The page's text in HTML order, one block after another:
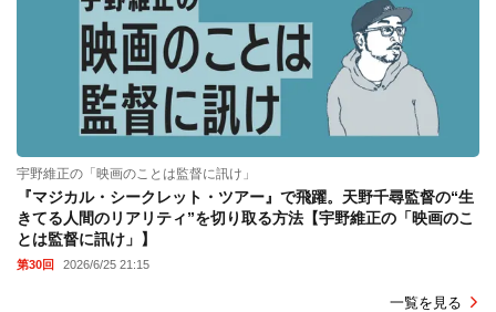
宇野維正の「映画のことは監督に訊け」
『マジカル・シークレット・ツアー』で飛躍。天野千尋監督の“生
きてる人間のリアリティ”を切り取る方法【宇野維正の「映画のこ
とは監督に訊け」】
第30回 2026/6/25 21:15
一覧を見る